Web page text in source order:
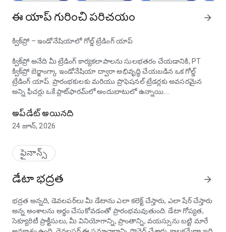
ఈ యాప్ గురించి పరిచయం arrow_forward
క్విక్‌ప్రో – ఇండోనేషియాలో గోల్డ్ ట్రేడింగ్ యాప్
క్విక్‌ప్రో అనేది మీ ట్రేడింగ్ కార్యకలాపాలను సులభతరం చేయడానికి, PT
క్విక్‌ప్రో బెర్జాంగ్కా ఇండోనేషియా ద్వారా అభివృద్ధి చేయబడిన ఒక గోల్డ్
ట్రేడింగ్ యాప్. ప్రారంభకులకు మరియు ప్రొఫెషనల్ ట్రేడర్లకు అవసరమైన
అన్ని ఫీచర్లు ఒకే ప్లాట్‌ఫారమ్‌లో అందుబాటులో ఉన్నాయి.
క్విక్‌ప్రో అనేది సమగ్రమైన మరియు సమర్థవంతమైన గోల్డ్ మరియు ఫారెక్స్
ట్రేడింగ్ కోసం ఒక విశ్వసనీయమైన ఫారెక్స్ ట్రేడింగ్ యాప్. రిజిస్ట్రేషన్ ప్రక్రియ
చాలా వేగంగా ఉంటుంది, ప్రారంభ మూలధనం తక్కువగా ఉంటుంది,
ఏకాగ్రతతో ఉంటుంది.
---
ట్రేడింగ్ నేర్చుకోండి
అప్‌డేట్ అయినది
24 జూన్, 2026
ఫైనాన్స్
డేటా భద్రత arrow_forward
భద్రత అన్నది, డెవలపర్‌లు మీ డేటాను ఎలా కలెక్ట్ చేస్తారు, ఎలా షేర్ చేస్తారు
అన్న అంశాలను అర్థం చేసుకోవడంతో ప్రారంభమవుతుంది. డేటా గోప్యత,
సెక్యూరిటీ ప్రాక్టీసులు, మీ వినియోగాన్ని, ప్రాంతాన్ని, వయస్సును బట్టి మారే